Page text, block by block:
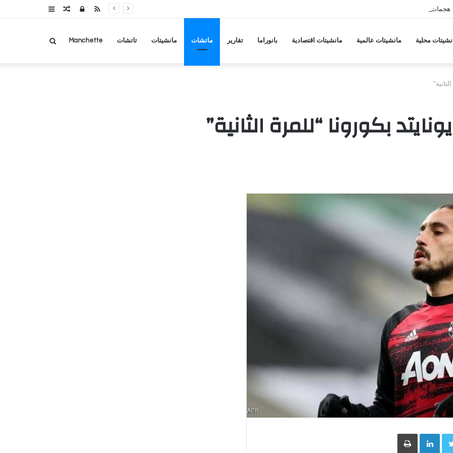
منسقة من حلفاء لإيران عمودمقالتسجيلRSS
محلية مانشيتات عالمية مانشيتات اقتصادية بانوراما تقارير ماتشات مانشيتات تاتشات Manchette بحث
بكورونا “للمرة الثانية”
Twitter
LinkedInطباعة